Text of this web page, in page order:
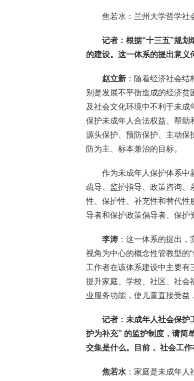
焦若水：兰州大学哲学社
记者：根据“十三五”规
的建设。这一体系的提出意义
赵立新 ：随着经济社会
别是发展不平衡造成的经济贫
及社会文化环境中不利于未
保护未成年人合法权益、帮助
源头保护、预防保护、主动保
防为主、标本兼治的目标。
作为未成年人保护体系中
疏导、监护指导、政策咨询
性、保护性、补充性和替代性
导者和保护政策倡导者、保护
李涛 ：这一体系的提出
视角为中心的概念性管教型的
工作者在该体系建设中主要有
提升家庭、学校、社区、社会
业服务功能，使儿童直接受益
记者：未成年人社会保护
护为补充” 的监护制度，请简
交集是什么。目前， 社会工作
焦若水 ：家庭是未成年